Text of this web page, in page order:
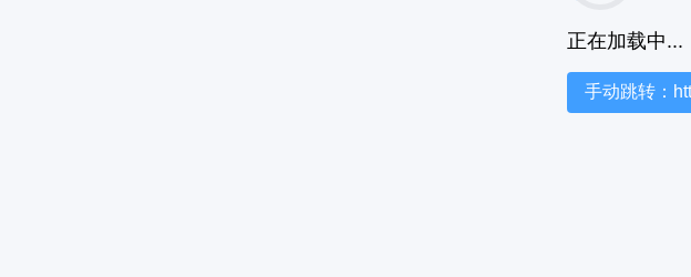
正在加载中...
手动跳转：